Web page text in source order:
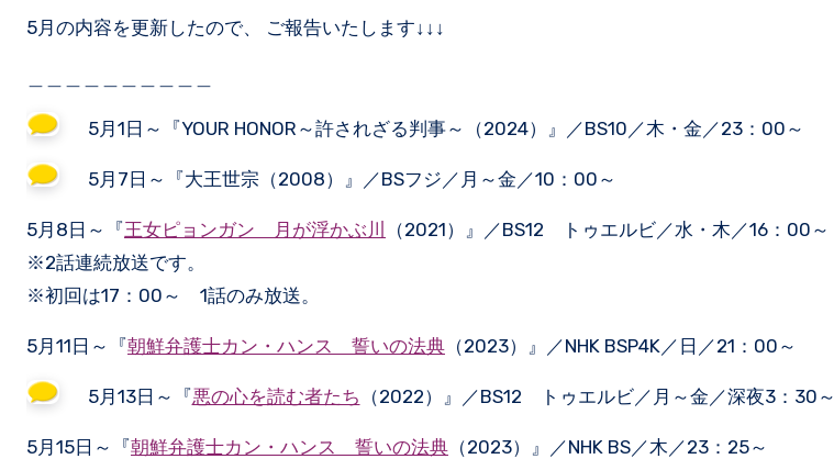
5月の内容を更新したので、 ご報告いたします↓↓↓
5月1日～『YOUR HONOR～許されざる判事～（2024）』／BS10／木・金／23：00～
5月7日～『大王世宗（2008）』／BSフジ／月～金／10：00～
5月8日～『王女ピョンガン 月が浮かぶ川
（2021）』／BS12 トゥエルビ／水・木／16：00～
※2話連続放送です。
※初回は17：00～ 1話のみ放送。
5月11日～『朝鮮弁護士カン・ハンス 誓いの法典 （2023）』／NHK BSP4K／日／21：00～
5月13日～『悪の心を読む者たち （2022）』／BS12 トゥエルビ／月～金／深夜3：30～
5月15日～『朝鮮弁護士カン・ハンス 誓いの法典 （2023）』／NHK BS／木／23：25～